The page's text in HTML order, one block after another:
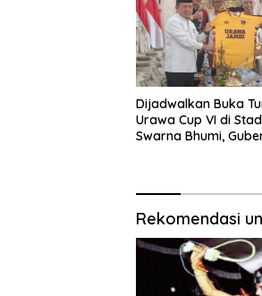
Dijadwalkan Buka
Urawa Cup VI di
Swarna Bhumi,
Rekomendasi